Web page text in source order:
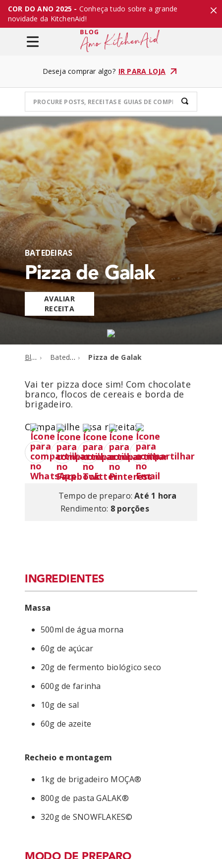
COR DO ANO 2025 - Conheça tudo sobre a grande
novidade da KitchenAid!
Deseja comprar algo? IR PARA LOJA
BATEDEIRAS
Pizza de Galak
AVALIAR
RECEITA
Blog Batedeiras Pizza de Galak
Vai ter pizza doce sim! Com chocolate
branco, flocos de cereais e borda de
brigadeiro.
Compartilhe essa receita:
Tempo de preparo: Até 1 hora
Rendimento: 8 porções
INGREDIENTES
Massa
500ml de água morna
60g de açúcar
20g de fermento biológico seco
600g de farinha
10g de sal
60g de azeite
Recheio e montagem
1kg de brigadeiro MOÇA®
800g de pasta GALAK®
320g de SNOWFLAKES©